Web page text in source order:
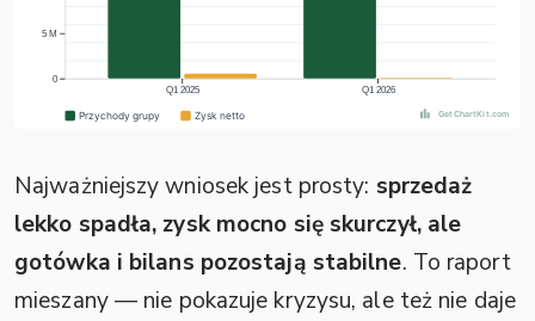
Najważniejszy wniosek jest prosty: sprzedaż
lekko spadła, zysk mocno się skurczył, ale
gotówka i bilans pozostają stabilne. To raport
mieszany — nie pokazuje kryzysu, ale też nie daje